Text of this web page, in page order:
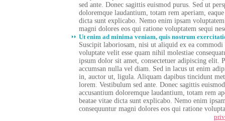
sed ante. Donec sagittis euismod purus. Sed ut
doloremque laudantium, totam rem aperiam,
dicta sunt explicabo. Nemo enim ipsam
magni dolores eos qui ratione voluptatem sequi
Ut enim ad minima veniam, quis nostrum
Suscipit laboriosam, nisi ut aliquid ex ea
voluptate velit esse quam nihil molestiae
ipsum dolor sit amet, consectetuer adipiscing elit.
accumsan nulla vel diam. Sed in lacus ut enim
in, auctor ut, ligula. Aliquam dapibus tincidunt
lorem. Vestibulum sed ante. Donec sagittis
accusantium doloremque laudantium, totam rem
beatae vitae dicta sunt explicabo. Nemo enim
consequuntur magni dolores eos qui ratione